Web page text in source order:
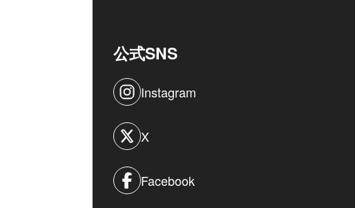
公式SNS
Instagram
X
Facebook